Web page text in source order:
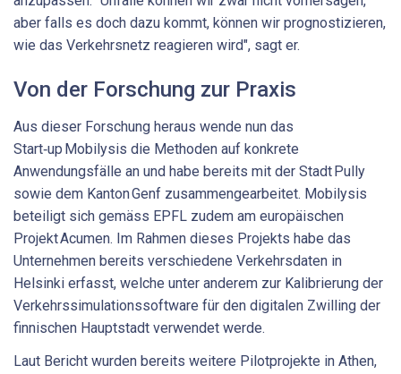
aber falls es doch dazu kommt, können wir prognostizieren,
wie das Verkehrsnetz reagieren wird", sagt er.
Von der Forschung zur Praxis
Aus dieser Forschung heraus wende nun das
Start‑up Mobilysis die Methoden auf konkrete
Anwendungsfälle an und habe bereits mit der Stadt Pully
sowie dem Kanton Genf zusammengearbeitet. Mobilysis
beteiligt sich gemäss EPFL zudem am europäischen
Projekt Acumen. Im Rahmen dieses Projekts habe das
Unternehmen bereits verschiedene Verkehrsdaten in
Helsinki erfasst, welche unter anderem zur Kalibrierung der
Verkehrssimulationssoftware für den digitalen Zwilling der
finnischen Hauptstadt verwendet werde.
Laut Bericht wurden bereits weitere Pilotprojekte in Athen,